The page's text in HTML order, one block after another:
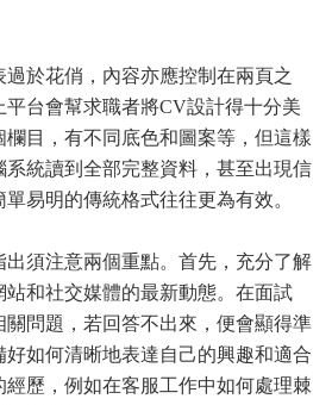
於花俏，內容亦應控制在兩頁之
平台會幫求職者將CV設計得十分美
目，有不同底色和圖案等，但這樣
系統讀到全部完整資料，甚至出現信
易明的傳統格式往往更為有效。
須注意兩個重點。首先，充分了解
站和社交媒體的最新動態。在面試
關問題，若回答不出來，便會顯得準
如何清晰地表達自己的興趣和適合
經歷，例如在客服工作中如何處理棘